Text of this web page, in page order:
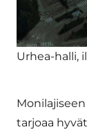
Urhea-halli,
tarjoaa